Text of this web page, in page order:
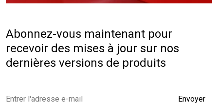
Abonnez-vous maintenant pour
recevoir des mises à jour sur nos
dernières versions de produits
Envoyer